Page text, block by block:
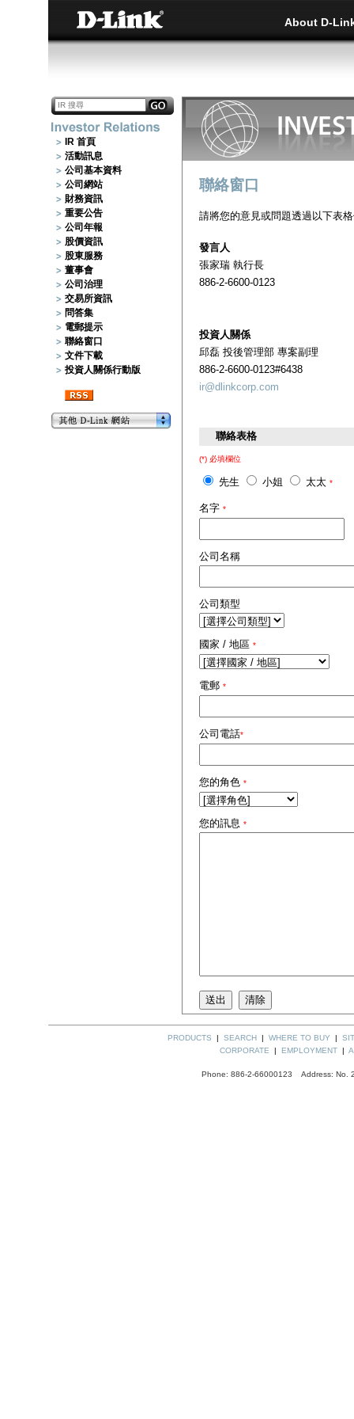
About D-
IR 首頁
活動訊息
公司基本資料
公司網站
財務資訊
重要公告
公司年報
股價資訊
股東服務
董事會
公司治理
交易所資訊
問答集
電郵提示
聯絡窗口
文件下載
投資人關係行動版
聯絡窗口
請將您的意見或問題透過以下表
發言人
張家瑞 執行長
886-2-6600-0123
投資人關係
邱磊 投後管理部 專案副理
886-2-6600-0123#6438
ir@dlinkcorp.com
聯絡表格
(*) 必填欄位
先生 小姐 太太 *
名字 *
公司名稱
公司類型
國家 / 地區 *
電郵 *
公司電話*
您的角色 *
您的訊息 *
PRODUCTS | SEARCH | WHERE TO BUY |
CORPORATE | EMPLOYMENT|
Phone: 886-2-66000123 Address: No.